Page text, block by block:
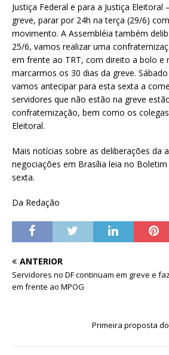
Justiça Federal e para a Justiça Eleitoral
greve, parar por 24h na terça (29/6)
movimento. A Assembléia também
25/6, vamos realizar uma
em frente ao TRT, com direito a bolo e
marcarmos os 30 dias da greve.
vamos antecipar para esta sexta a
servidores que não estão na greve
confraternização, bem como os
Eleitoral.
Mais notícias sobre as deliberações da
negociações em Brasília leia no Boletim
sexta.
Da Redação
ANTERIOR
Servidores no DF continuam em greve e
em frente ao MPOG
Primeira proposta